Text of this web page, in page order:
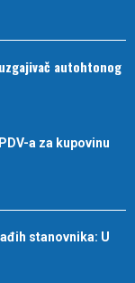
autohtonog
a za kupovinu
stanovnika: U